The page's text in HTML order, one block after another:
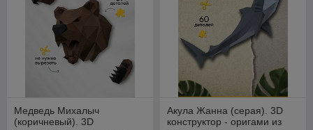
Медведь Михалыч
(коричневый). 3D
Акула Жанна (серая). 3D
конструктор - оригами из